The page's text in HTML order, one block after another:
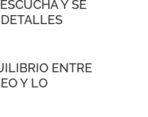
Y SE
ENTRE
Y LO